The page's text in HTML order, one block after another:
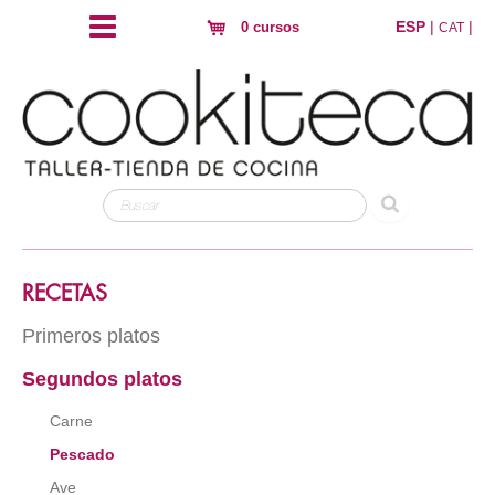
0 cursos ESP | CAT |
RECETAS
Primeros platos
Arroz
Segundos platos
Carne
Pescado
Ave